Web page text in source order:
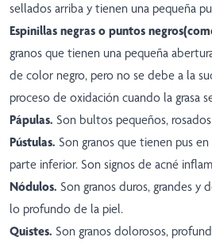
sellados arriba y tienen una pequeña
Espinillas negras o puntos negros
granos que tienen una pequeña
de color negro, pero no se debe a la
proceso de oxidación cuando la grasa
Pápulas. Son bultos pequeños,
Pústulas. Son granos que tienen pus
parte inferior. Son signos de acné
Nódulos. Son granos duros, grandes y
lo profundo de la piel.
Quistes. Son granos dolorosos,